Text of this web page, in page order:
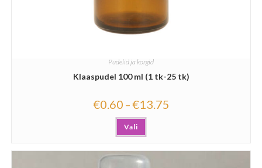
Pudelid ja korgid
Klaaspudel 100 ml (1 tk-25 tk)
€0.60 –€13.75
Vali